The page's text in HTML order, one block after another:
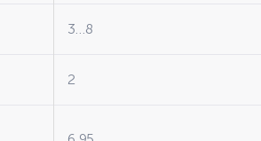
3…8
2